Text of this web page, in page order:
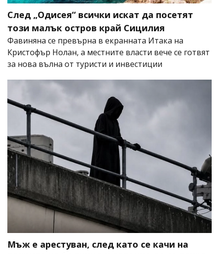
След „Одисея“ всички искат да посетят
този малък остров край Сицилия
Фавиняна се превърна в екранната Итака на
Кристофър Нолан, а местните власти вече се готвят
за нова вълна от туристи и инвестиции
Мъж е арестуван, след като се качи на